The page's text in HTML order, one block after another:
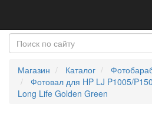
Магазин Каталог
Фотовал для HP LJ P1005/
Long Life Golden Green